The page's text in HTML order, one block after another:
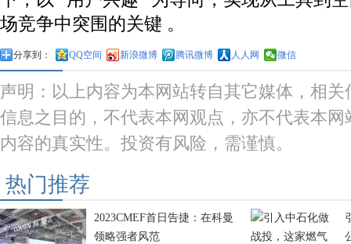
场竞争中突围的关键 。
分享到： QQ空间 新浪微博 腾讯微博 人人网 微信
声明：以上内容为本网站转自其它媒体，相
信息之目的，不代表本网观点，亦不代表本
内容的真实性。投资有风险，需谨慎。
热门推荐
2023CMEF首日告捷：在科曼
领略强者风范